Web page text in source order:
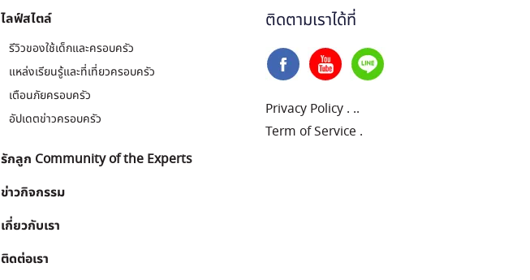
ไลฟ์สไตล์
รีวิวของใช้เด็กและครอบครัว
แหล่งเรียนรู้และที่เที่ยวครอบครัว
เตือนภัยครอบครัว
อัปเดตข่าวครอบครัว
รักลูก Community of the Experts
ข่าวกิจกรรม
เกี่ยวกับเรา
ติดต่อเรา
ติดตามเราได้ที่
Privacy Policy . ..
Term of Service .